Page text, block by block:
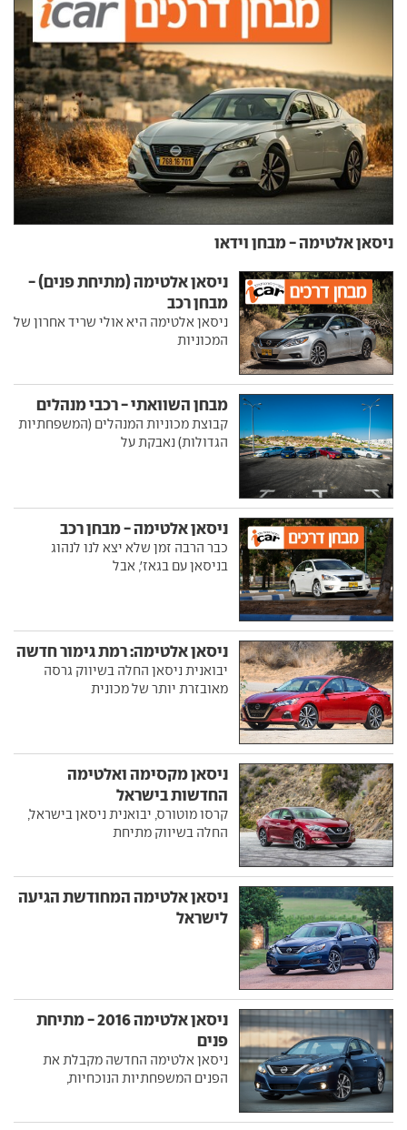
ניסאן אלטימה - מבחן וידאו
ניסאן אלטימה (מתיחת פנים) -
מבחן רכב
ניסאן אלטימה היא אולי שריד אחרון של
המכוניות
מבחן השוואתי - רכבי מנהלים
קבוצת מכוניות המנהלים (המשפחתיות
הגדולות) נאבקת על
ניסאן אלטימה - מבחן רכב
כבר הרבה זמן שלא יצא לנו לנהוג
בניסאן עם בגאז', אבל
ניסאן אלטימה: רמת גימור חדשה
יבואנית ניסאן החלה בשיווק גרסה
מאובזרת יותר של מכונית
ניסאן מקסימה ואלטימה
החדשות בישראל
קרסו מוטורס, יבואנית ניסאן בישראל,
החלה בשיווק מתיחת
ניסאן אלטימה המחודשת הגיעה
לישראל
ניסאן אלטימה 2016 - מתיחת
פנים
ניסאן אלטימה החדשה מקבלת את
הפנים המשפחתיות הנוכחיות,